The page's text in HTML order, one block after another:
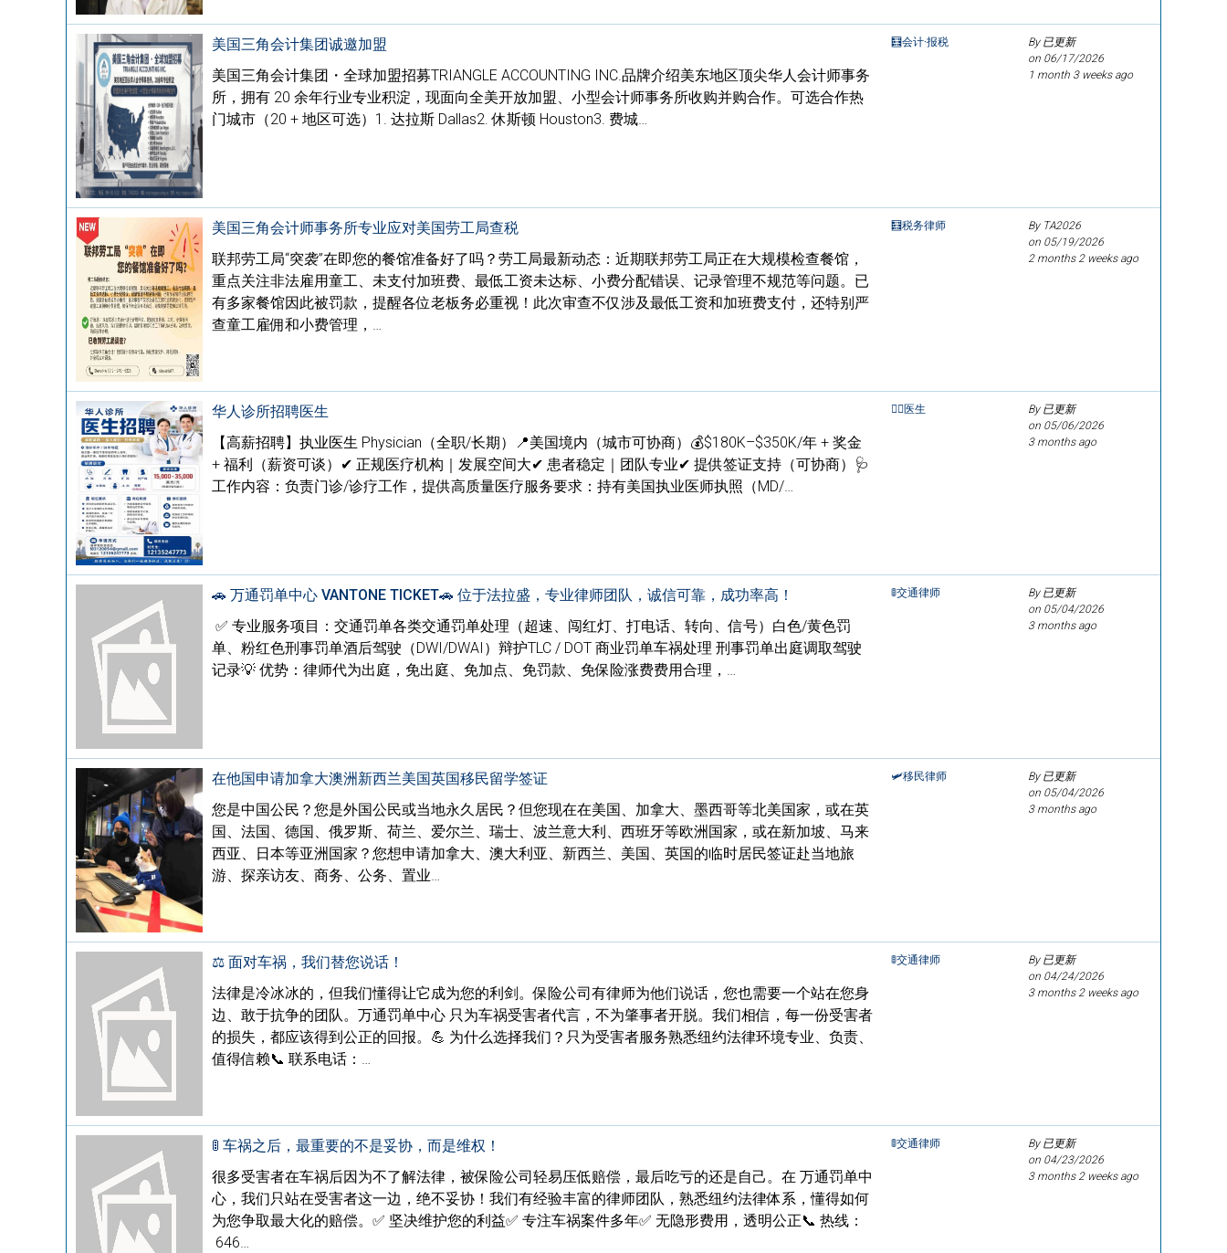
美国三角会计集团诚邀加盟
美国三角会计集团・全球加盟招募TRIANGLE ACCOUNTING INC.品牌介绍美东地区顶尖华人会计师事务
所，拥有 20 余年行业专业积淀，现面向全美开放加盟、小型会计师事务所收购并购合作。可选合作热
门城市（20 + 地区可选）1. 达拉斯 Dallas2. 休斯顿 Houston3. 费城…
🧮会计·报税
By 已更新
on 06/17/2026
1 month 3 weeks ago
美国三角会计师事务所专业应对美国劳工局查税
联邦劳工局“突袭”在即您的餐馆准备好了吗？劳工局最新动态：近期联邦劳工局正在大规模检查餐馆，
重点关注非法雇用童工、未支付加班费、最低工资未达标、小费分配错误、记录管理不规范等问题。已
有多家餐馆因此被罚款，提醒各位老板务必重视！此次审查不仅涉及最低工资和加班费支付，还特别严
查童工雇佣和小费管理，…
🧮税务律师
By TA2026
on 05/19/2026
2 months 2 weeks ago
华人诊所招聘医生
【高薪招聘】执业医生 Physician（全职/长期）📍美国境内（城市可协商）💰$180K–$350K/年 + 奖金
+ 福利（薪资可谈）✔ 正规医疗机构｜发展空间大✔ 患者稳定｜团队专业✔ 提供签证支持（可协商）🩺
工作内容：负责门诊/诊疗工作，提供高质量医疗服务要求：持有美国执业医师执照（MD/…
👩‍⚕️医生
By 已更新
on 05/06/2026
3 months ago
🚗 万通罚单中心 VANTONE TICKET🚗 位于法拉盛，专业律师团队，诚信可靠，成功率高！
✅ 专业服务项目：交通罚单各类交通罚单处理（超速、闯红灯、打电话、转向、信号）白色/黄色罚
单、粉红色刑事罚单酒后驾驶（DWI/DWAI）辩护TLC / DOT 商业罚单车祸处理 刑事罚单出庭调取驾驶
记录💡 优势：律师代为出庭，免出庭、免加点、免罚款、免保险涨费费用合理，…
🚦交通律师
By 已更新
on 05/04/2026
3 months ago
在他国申请加拿大澳洲新西兰美国英国移民留学签证
您是中国公民？您是外国公民或当地永久居民？但您现在在美国、加拿大、墨西哥等北美国家，或在英
国、法国、德国、俄罗斯、荷兰、爱尔兰、瑞士、波兰意大利、西班牙等欧洲国家，或在新加坡、马来
西亚、日本等亚洲国家？您想申请加拿大、澳大利亚、新西兰、美国、英国的临时居民签证赴当地旅
游、探亲访友、商务、公务、置业…
🛩️移民律师
By 已更新
on 05/04/2026
3 months ago
⚖️ 面对车祸，我们替您说话！
法律是冷冰冰的，但我们懂得让它成为您的利剑。保险公司有律师为他们说话，您也需要一个站在您身
边、敢于抗争的团队。万通罚单中心 只为车祸受害者代言，不为肇事者开脱。我们相信，每一份受害者
的损失，都应该得到公正的回报。💪 为什么选择我们？只为受害者服务熟悉纽约法律环境专业、负责、
值得信赖📞 联系电话：…
🚦交通律师
By 已更新
on 04/24/2026
3 months 2 weeks ago
🚦 车祸之后，最重要的不是妥协，而是维权！
很多受害者在车祸后因为不了解法律，被保险公司轻易压低赔偿，最后吃亏的还是自己。在 万通罚单中
心，我们只站在受害者这一边，绝不妥协！我们有经验丰富的律师团队，熟悉纽约法律体系，懂得如何
为您争取最大化的赔偿。✅ 坚决维护您的利益✅ 专注车祸案件多年✅ 无隐形费用，透明公正📞 热线：
646…
🚦交通律师
By 已更新
on 04/23/2026
3 months 2 weeks ago